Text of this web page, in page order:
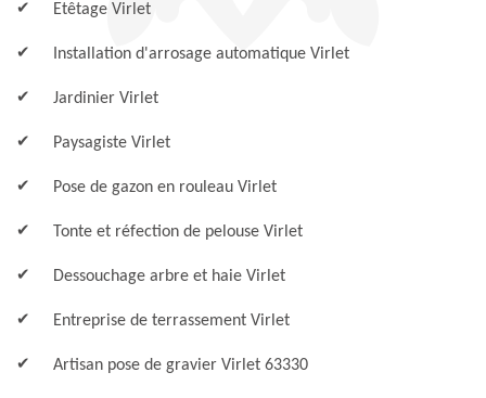
Etêtage Virlet
Installation d'arrosage automatique Virlet
Jardinier Virlet
Paysagiste Virlet
Pose de gazon en rouleau Virlet
Tonte et réfection de pelouse Virlet
Dessouchage arbre et haie Virlet
Entreprise de terrassement Virlet
Artisan pose de gravier Virlet 63330